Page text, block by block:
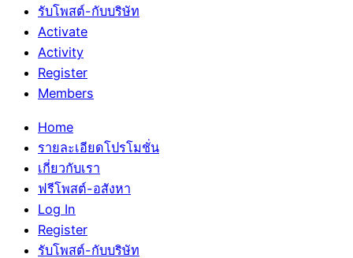
รับโพสต์-กับบริษัท
Activate
Activity
Register
Members
Home
รายละเอียดโปรโมชั่น
เกี่ยวกับเรา
ฟรีโพสต์-อสังหา
Log In
Register
รับโพสต์-กับบริษัท